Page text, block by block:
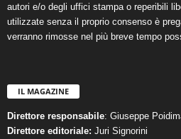
autori e/o degli uffici stampa o reperibili
utilizzate senza il proprio consenso è
verranno rimosse nel più breve tempo
IL MAGAZINE
Direttore responsabile: Giuseppe
Direttore editoriale: Juri Signorini